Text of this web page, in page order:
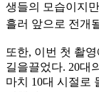
생들의 모습이지
흘러 앞으로 전개
또한, 이번 첫 촬
길을끌었다. 20대
마치 10대 시절로